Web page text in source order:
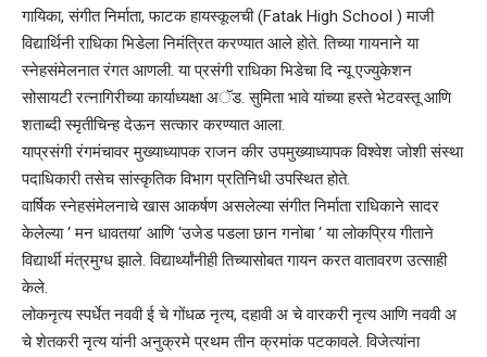
गायिका, संगीत निर्माता, फाटक हायस्कूलची (Fatak High School ) माजी
विद्यार्थिनी राधिका भिडेला निमंत्रित करण्यात आले होते. तिच्या गायनाने या
स्नेहसंमेलनात रंगत आणली. या प्रसंगी राधिका भिडेचा दि न्यू एज्युकेशन
सोसायटी रत्नागिरीच्या कार्याध्यक्षा अॅड. सुमिता भावे यांच्या हस्ते भेटवस्तू आणि
शताब्दी स्मृतीचिन्ह देऊन सत्कार करण्यात आला.
याप्रसंगी रंगमंचावर मुख्याध्यापक राजन कीर उपमुख्याध्यापक विश्वेश जोशी संस्था
पदाधिकारी तसेच सांस्कृतिक विभाग प्रतिनिधी उपस्थित होते.
वार्षिक स्नेहसंमेलनाचे खास आकर्षण असलेल्या संगीत निर्माता राधिकाने सादर
केलेल्या ‘ मन धावतया’ आणि ‘उजेड पडला छान गनोबा ‘ या लोकप्रिय गीताने
विद्यार्थी मंत्रमुग्ध झाले. विद्यार्थ्यांनीही तिच्यासोबत गायन करत वातावरण उत्साही
केले.
लोकनृत्य स्पर्धेत नववी ई चे गोंधळ नृत्य, दहावी अ चे वारकरी नृत्य आणि नववी अ
चे शेतकरी नृत्य यांनी अनुक्रमे प्रथम तीन क्रमांक पटकावले. विजेत्यांना